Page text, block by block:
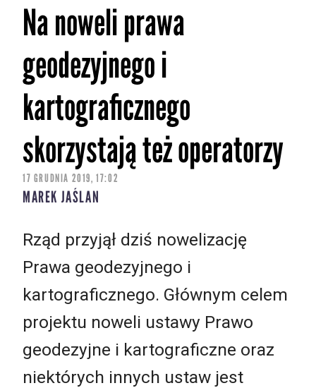
Na noweli prawa
geodezyjnego i
kartograficznego
skorzystają też operatorzy
17 GRUDNIA 2019, 17:02
MAREK JAŚLAN
Rząd przyjął dziś nowelizację
Prawa geodezyjnego i
kartograficznego. Głównym celem
projektu noweli ustawy Prawo
geodezyjne i kartograficzne oraz
niektórych innych ustaw jest